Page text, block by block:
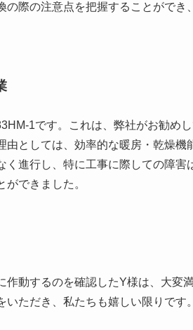
の際の注意点を把握することがで
1です。これは、弊社がお勧め
としては、効率的な暖房・乾燥機
く進行し、特に工事に際しての障
できました。
作動するのを確認したY様は、大変
いただき、私たちも嬉しい限りで